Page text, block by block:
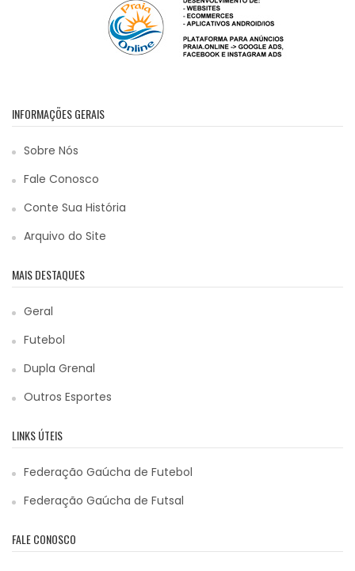
INFORMAÇÕES GERAIS
Sobre Nós
Fale Conosco
Conte Sua História
Arquivo do Site
MAIS DESTAQUES
Geral
Futebol
Dupla Grenal
Outros Esportes
LINKS ÚTEIS
Federação Gaúcha de Futebol
Federação Gaúcha de Futsal
FALE CONOSCO